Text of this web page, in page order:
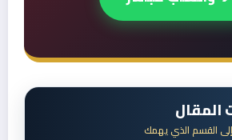
المقال
إلى القسم الذي يهمك